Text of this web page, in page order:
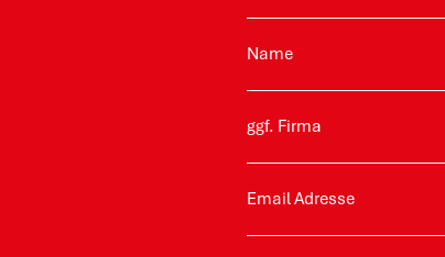
Name
ggf. Firma
Email Adresse